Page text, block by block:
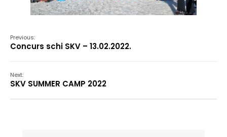
Previous:
Concurs schi SKV – 13.02.2022.
Next:
SKV SUMMER CAMP 2022